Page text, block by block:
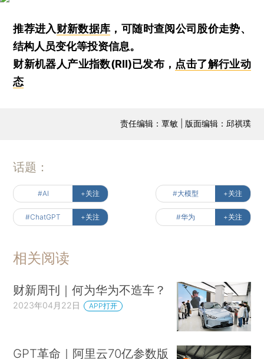
推荐进入财新数据库 ，可随时查阅公司股价走势、
结构人员变化等投资信息。
财新机器人产业指数(RII)已发布， 点击了解行业动
态
责任编辑：覃敏 | 版面编辑：邱祺璞
话题：
#AI +关注 #大模型 +关注
#ChatGPT +关注 #华为 +关注
相关阅读
财新周刊｜何为华为不造车？
2023年04月22日 APP打开
GPT革命｜阿里云70亿参数版